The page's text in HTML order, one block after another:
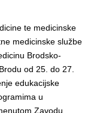
te medicinske
medicinske službe
Brodsko-
od 25. do 27.
edukacijske
u
Zavodu